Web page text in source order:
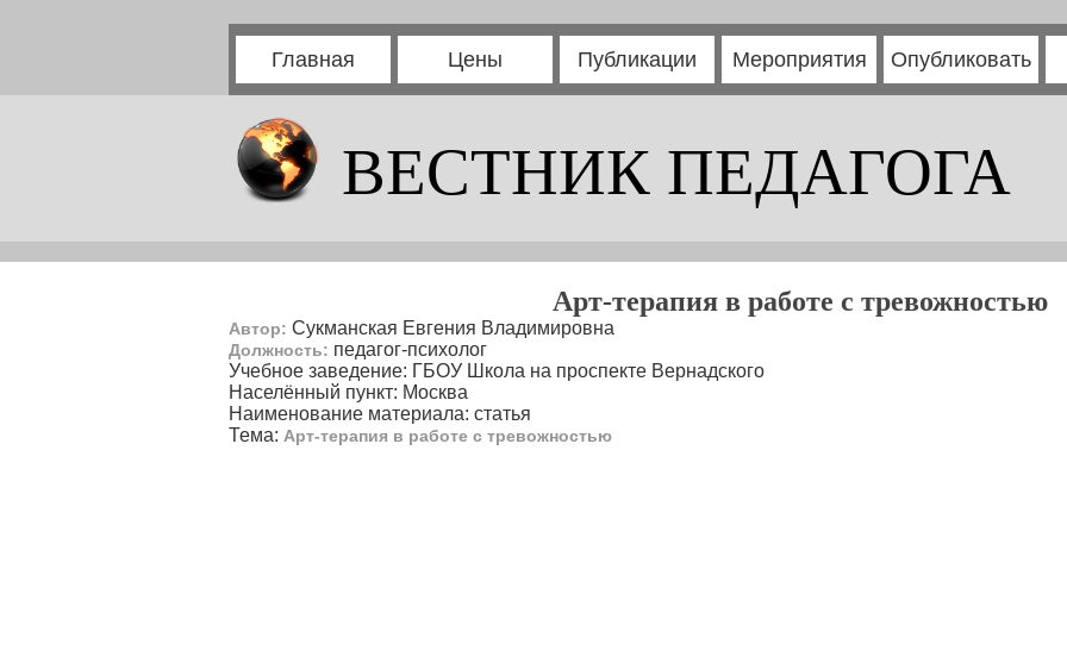
Главная Цены Публикации Мероприятия Опубликовать
ВЕСТНИК ПЕДАГОГА
Арт-терапия в работе с тревожностью
Автор: Сукманская Евгения Владимировна
Должность: педагог-психолог
Учебное заведение: ГБОУ Школа на проспекте Вернадского
Населённый пункт: Москва
Наименование материала: статья
Тема: Арт-терапия в работе с тревожностью